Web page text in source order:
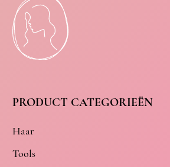
PRODUCT CATEGORIEËN
Haar
Tools